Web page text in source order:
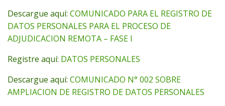
Descargue aquí: COMUNICADO PARA EL REGISTRO DE
DATOS PERSONALES PARA EL PROCESO DE
ADJUDICACION REMOTA – FASE I
Registre aquí: DATOS PERSONALES
Descargue aquí: COMUNICADO N° 002 SOBRE
AMPLIACION DE REGISTRO DE DATOS PERSONALES